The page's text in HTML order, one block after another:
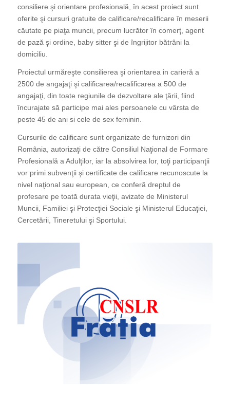
consiliere şi orientare profesională, în acest proiect sunt
oferite şi cursuri gratuite de calificare/recalificare în meserii
căutate pe piaţa muncii, precum lucrător în comerţ, agent
de pază şi ordine, baby sitter şi de îngrijitor bătrâni la
domiciliu.
Proiectul urmăreşte consilierea şi orientarea in carieră a
2500 de angajaţi şi calificarea/recalificarea a 500 de
angajaţi, din toate regiunile de dezvoltare ale ţării, fiind
încurajate să participe mai ales persoanele cu vârsta de
peste 45 de ani si cele de sex feminin.
Cursurile de calificare sunt organizate de furnizori din
România, autorizaţi de către Consiliul Naţional de Formare
Profesională a Adulţilor, iar la absolvirea lor, toţi participanţii
vor primi subvenţii şi certificate de calificare recunoscute la
nivel naţional sau european, ce conferă dreptul de
profesare pe toată durata vieţii, avizate de Ministerul
Muncii, Familiei şi Protecţiei Sociale şi Ministerul Educaţiei,
Cercetării, Tineretului şi Sportului.